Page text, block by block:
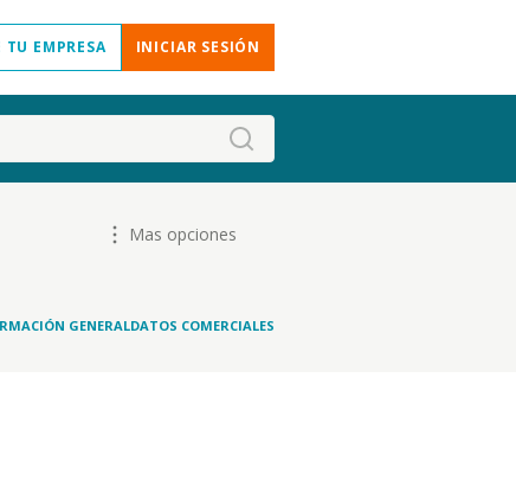
TU EMPRESA INICIAR SESIÓN
Mas opciones
GENERALDATOS COMERCIALES